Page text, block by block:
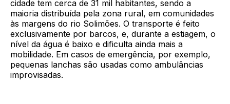
cidade tem cerca de 31 mil habitantes, sendo a
maioria distribuída pela zona rural, em comunidades
às margens do rio Solimões. O transporte é feito
exclusivamente por barcos, e, durante a estiagem, o
nível da água é baixo e dificulta ainda mais a
mobilidade. Em casos de emergência, por exemplo,
pequenas lanchas são usadas como ambulâncias
improvisadas.